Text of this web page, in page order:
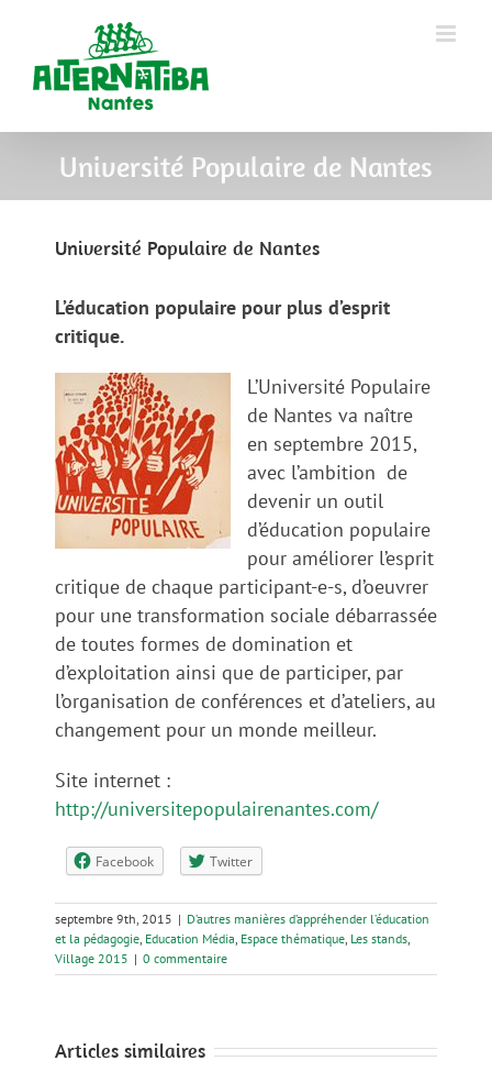
Université Populaire de Nantes
Université Populaire de Nantes
L’éducation populaire pour plus d’esprit
critique.
L’Université Populaire
de Nantes va naître
en septembre 2015,
avec l’ambition de
devenir un outil
d’éducation populaire
pour améliorer l’esprit
critique de chaque participant-e-s, d’oeuvrer
pour une transformation sociale débarrassée
de toutes formes de domination et
d’exploitation ainsi que de participer, par
l’organisation de conférences et d’ateliers, au
changement pour un monde meilleur.
Site internet :
http://universitepopulairenantes.com/
Facebook Twitter
septembre 9th, 2015 | D’autres manières d’appréhender l’éducation
et la pédagogie, Education Média, Espace thématique, Les stands,
Village 2015 | 0 commentaire
Articles similaires